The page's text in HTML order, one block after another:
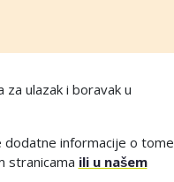
ulazak i boravak u
dodatne informacije o tome
stranicama ili u našem